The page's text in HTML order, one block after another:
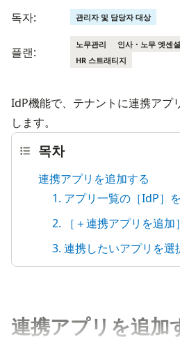
독자: 관리자 및 담당자 대상
플랜:
노무관리 인사・노무 엣센셜
HR 스트래티지
IdP機能で、テナントに連携アプ
します。
목차
連携アプリを追加する
1. アプリ一覧の［IdP］
2. ［＋連携アプリを追加
3. 連携したいアプリを
連携アプリを追加